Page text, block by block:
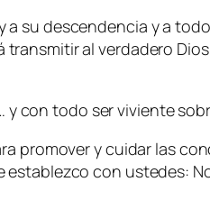
su descendencia y a
al verdadero
con todo ser viviente
promover y cuidar las
establezco con ustedes: